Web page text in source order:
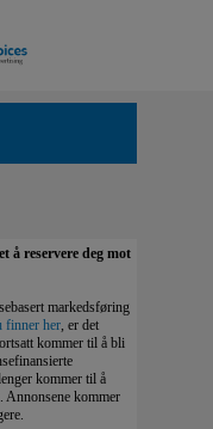
å reservere deg mot
markedsføring
finner her, er det
kommer til å bli
kommer til å
Annonsene kommer